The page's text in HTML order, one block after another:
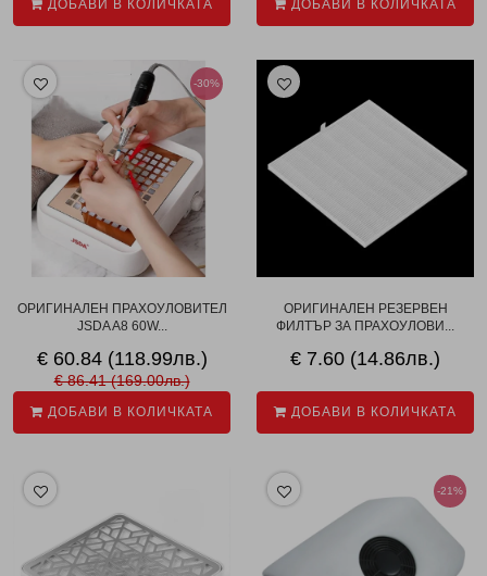
ДОБАВИ В КОЛИЧКАТА ДОБАВИ В КОЛИЧКАТА
-30%
ОРИГИНАЛЕН ПРАХОУЛОВИТЕЛ
JSDA A8 60W...
€ 60.84 (118.99лв.)
€ 86.41 (169.00лв.)
ДОБАВИ В КОЛИЧКАТА
ОРИГИНАЛЕН РЕЗЕРВЕН
ФИЛТЪР ЗА ПРАХОУЛОВИ...
€ 7.60 (14.86лв.)
ДОБАВИ В КОЛИЧКАТА
-21%